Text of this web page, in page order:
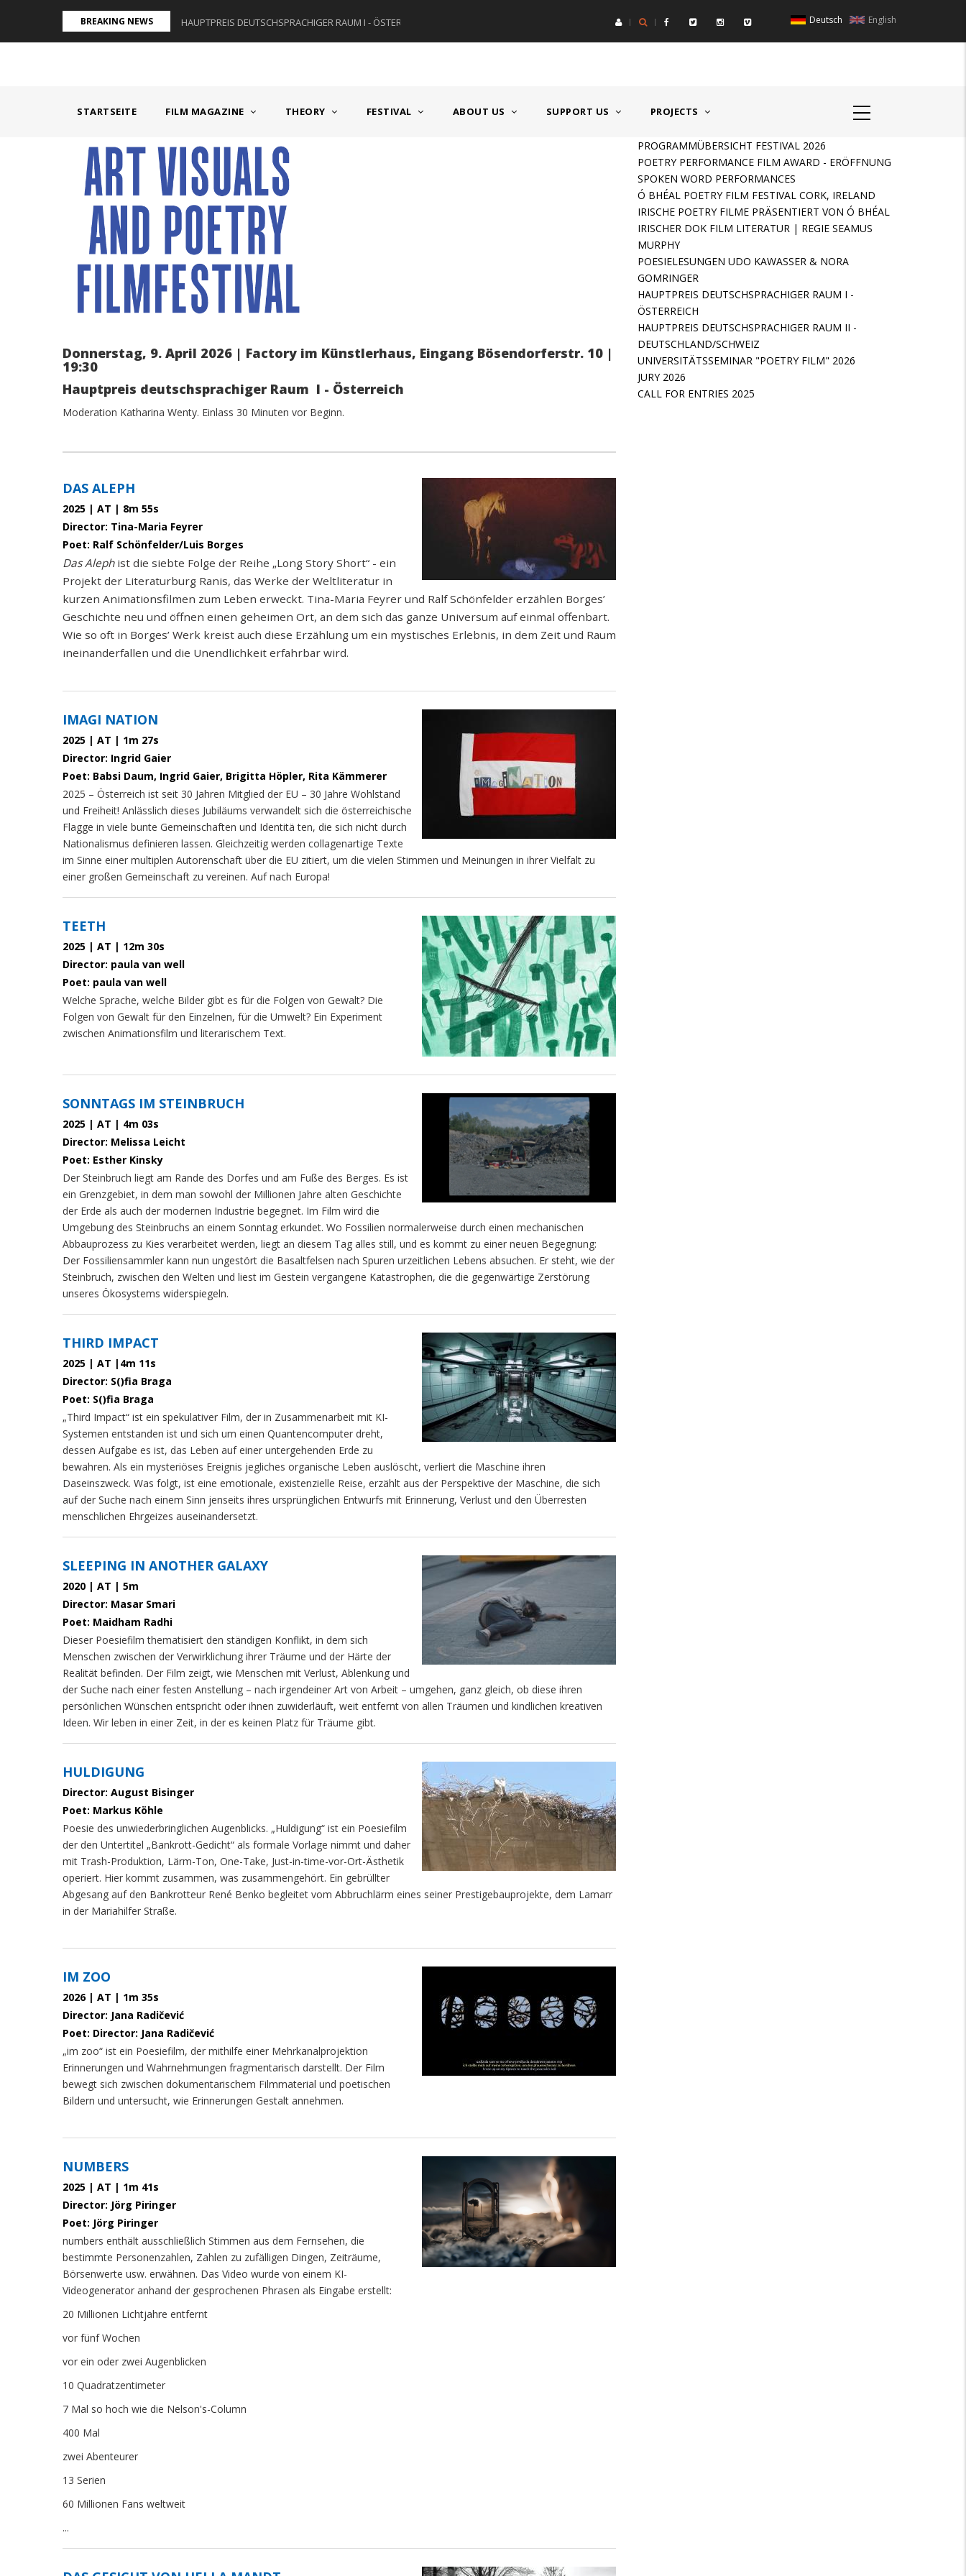
Inhalt
BREAKING NEWS
I - ÖSTERREICH HAUPTPREIS DEUTSCHSPRACHIGER RAUM I - ÖSTERREICH HAUPTPREIS DEUTSCHSPRACHIGER RAUM I - ÖSTERREICH HAUPTPREIS
English
Deutsch
STARTSEITE FILM MAGAZINE THEORY FESTIVAL ABOUT US SUPPORT US PROJECTS
Textkörper
Donnerstag, 9. April 2026 | Factory im Künstlerhaus, Eingang Bösendorferstr. 10 |
19:30
Hauptpreis deutschsprachiger Raum I - Österreich
Moderation Katharina Wenty. Einlass 30 Minuten vor Beginn.
DAS ALEPH
2025 | AT | 8m 55s
Director: Tina-Maria Feyrer
Poet: Ralf Schönfelder/Luis Borges
Das Aleph ist die siebte Folge der Reihe „Long Story Short“ - ein
Projekt der Literaturburg Ranis, das Werke der Weltliteratur in
kurzen Animationsfilmen zum Leben erweckt. Tina-Maria Feyrer und Ralf Schönfelder erzählen Borges’
Geschichte neu und öffnen einen geheimen Ort, an dem sich das ganze Universum auf einmal offenbart.
Wie so oft in Borges’ Werk kreist auch diese Erzählung um ein mystisches Erlebnis, in dem Zeit und Raum
ineinanderfallen und die Unendlichkeit erfahrbar wird.
IMAGI NATION
2025 | AT | 1m 27s
Director: Ingrid Gaier
Poet: Babsi Daum, Ingrid Gaier, Brigitta Höpler, Rita Kämmerer
2025 – Österreich ist seit 30 Jahren Mitglied der EU – 30 Jahre Wohlstand
und Freiheit! Anlässlich dieses Jubiläums verwandelt sich die österreichische
Flagge in viele bunte Gemeinschaften und Identitä ten, die sich nicht durch
Nationalismus definieren lassen. Gleichzeitig werden collagenartige Texte
im Sinne einer multiplen Autorenschaft über die EU zitiert, um die vielen Stimmen und Meinungen in ihrer Vielfalt zu
einer großen Gemeinschaft zu vereinen. Auf nach Europa!
TEETH
2025 | AT | 12m 30s
Director: paula van well
Poet: paula van well
Welche Sprache, welche Bilder gibt es für die Folgen von Gewalt? Die
Folgen von Gewalt für den Einzelnen, für die Umwelt? Ein Experiment
zwischen Animationsfilm und literarischem Text.
SONNTAGS IM STEINBRUCH
2025 | AT | 4m 03s
Director: Melissa Leicht
Poet: Esther Kinsky
Der Steinbruch liegt am Rande des Dorfes und am Fuße des Berges. Es ist
ein Grenzgebiet, in dem man sowohl der Millionen Jahre alten Geschichte
der Erde als auch der modernen Industrie begegnet. Im Film wird die
Umgebung des Steinbruchs an einem Sonntag erkundet. Wo Fossilien normalerweise durch einen mechanischen
Abbauprozess zu Kies verarbeitet werden, liegt an diesem Tag alles still, und es kommt zu einer neuen Begegnung:
Der Fossiliensammler kann nun ungestört die Basaltfelsen nach Spuren urzeitlichen Lebens absuchen. Er steht, wie der
Steinbruch, zwischen den Welten und liest im Gestein vergangene Katastrophen, die die gegenwärtige Zerstörung
unseres Ökosystems widerspiegeln.
THIRD IMPACT
2025 | AT |4m 11s
Director: S()fia Braga
Poet: S()fia Braga
„Third Impact“ ist ein spekulativer Film, der in Zusammenarbeit mit KI-
Systemen entstanden ist und sich um einen Quantencomputer dreht,
dessen Aufgabe es ist, das Leben auf einer untergehenden Erde zu
bewahren. Als ein mysteriöses Ereignis jegliches organische Leben auslöscht, verliert die Maschine ihren
Daseinszweck. Was folgt, ist eine emotionale, existenzielle Reise, erzählt aus der Perspektive der Maschine, die sich
auf der Suche nach einem Sinn jenseits ihres ursprünglichen Entwurfs mit Erinnerung, Verlust und den Überresten
menschlichen Ehrgeizes auseinandersetzt.
SLEEPING IN ANOTHER GALAXY
2020 | AT | 5m
Director: Masar Smari
Poet: Maidham Radhi
Dieser Poesiefilm thematisiert den ständigen Konflikt, in dem sich
Menschen zwischen der Verwirklichung ihrer Träume und der Härte der
Realität befinden. Der Film zeigt, wie Menschen mit Verlust, Ablenkung und
der Suche nach einer festen Anstellung – nach irgendeiner Art von Arbeit – umgehen, ganz gleich, ob diese ihren
persönlichen Wünschen entspricht oder ihnen zuwiderläuft, weit entfernt von allen Träumen und kindlichen kreativen
Ideen. Wir leben in einer Zeit, in der es keinen Platz für Träume gibt.
HULDIGUNG
Director: August Bisinger
Poet: Markus Köhle
Poesie des unwiederbringlichen Augenblicks. „Huldigung“ ist ein Poesiefilm
der den Untertitel „Bankrott-Gedicht“ als formale Vorlage nimmt und daher
mit Trash-Produktion, Lärm-Ton, One-Take, Just-in-time-vor-Ort-Ästhetik
operiert. Hier kommt zusammen, was zusammengehört. Ein gebrüllter
Abgesang auf den Bankrotteur René Benko begleitet vom Abbruchlärm eines seiner Prestigebauprojekte, dem Lamarr
in der Mariahilfer Straße.
IM ZOO
2026 | AT | 1m 35s
Director: Jana Radičević
Poet: Director: Jana Radičević
„im zoo“ ist ein Poesiefilm, der mithilfe einer Mehrkanalprojektion
Erinnerungen und Wahrnehmungen fragmentarisch darstellt. Der Film
bewegt sich zwischen dokumentarischem Filmmaterial und poetischen
Bildern und untersucht, wie Erinnerungen Gestalt annehmen.
NUMBERS
2025 | AT | 1m 41s
Director: Jörg Piringer
Poet: Jörg Piringer
numbers enthält ausschließlich Stimmen aus dem Fernsehen, die
bestimmte Personenzahlen, Zahlen zu zufälligen Dingen, Zeiträume,
Börsenwerte usw. erwähnen. Das Video wurde von einem KI-
Videogenerator anhand der gesprochenen Phrasen als Eingabe erstellt:
20 Millionen Lichtjahre entfernt
vor fünf Wochen
vor ein oder zwei Augenblicken
10 Quadratzentimeter
7 Mal so hoch wie die Nelson's-Column
400 Mal
zwei Abenteurer
13 Serien
60 Millionen Fans weltweit
...
PROGRAMMÜBERSICHT FESTIVAL 2026
POETRY PERFORMANCE FILM AWARD - ERÖFFNUNG
SPOKEN WORD PERFORMANCES
Ó BHÉAL POETRY FILM FESTIVAL CORK, IRELAND
IRISCHE POETRY FILME PRÄSENTIERT VON Ó BHÉAL
IRISCHER DOK FILM LITERATUR | REGIE SEAMUS
MURPHY
POESIELESUNGEN UDO KAWASSER & NORA
GOMRINGER
HAUPTPREIS DEUTSCHSPRACHIGER RAUM I -
ÖSTERREICH
HAUPTPREIS DEUTSCHSPRACHIGER RAUM II -
DEUTSCHLAND/SCHWEIZ
UNIVERSITÄTSSEMINAR "POETRY FILM" 2026
JURY 2026
CALL FOR ENTRIES 2025